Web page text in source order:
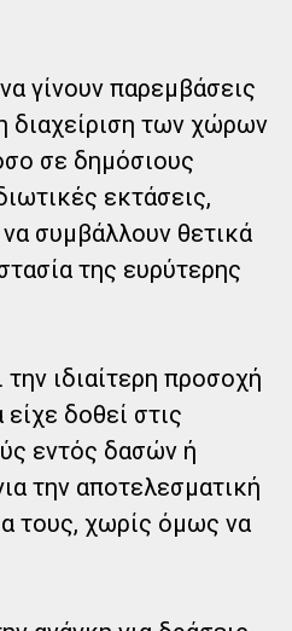
γίνουν παρεμβάσεις
διαχείριση των χώρων
σε δημόσιους
εκτάσεις,
συμβάλλουν θετικά
της ευρύτερης
ιδιαίτερη προσοχή
δοθεί στις
εντός δασών ή
την αποτελεσματική
τους, χωρίς όμως να